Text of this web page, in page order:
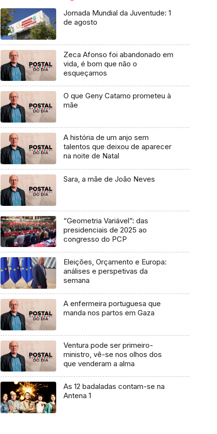
Jornada Mundial da Juventude: 1
de agosto
Zeca Afonso foi abandonado em
vida, é bom que não o
esqueçamos
O que Geny Catamo prometeu à
mãe
A história de um anjo sem
talentos que deixou de aparecer
na noite de Natal
Sara, a mãe de João Neves
“Geometria Variável”: das
presidenciais de 2025 ao
congresso do PCP
Eleições, Orçamento e Europa:
análises e perspetivas da
semana
A enfermeira portuguesa que
manda nos partos em Gaza
Ventura pode ser primeiro-
ministro, vê-se nos olhos dos
que venderam a alma
As 12 badaladas contam-se na
Antena 1